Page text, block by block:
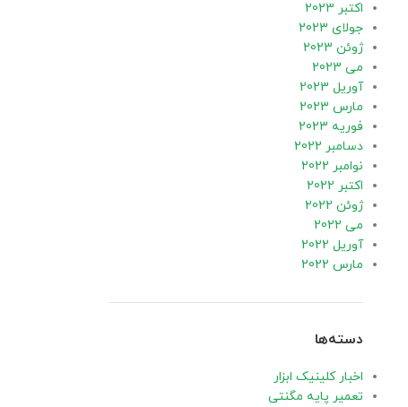
اکتبر 2023
جولای 2023
ژوئن 2023
می 2023
آوریل 2023
مارس 2023
فوریه 2023
دسامبر 2022
نوامبر 2022
اکتبر 2022
ژوئن 2022
می 2022
آوریل 2022
مارس 2022
دسته‌ها
اخبار کلینیک ابزار
تعمیر پایه مگنتی